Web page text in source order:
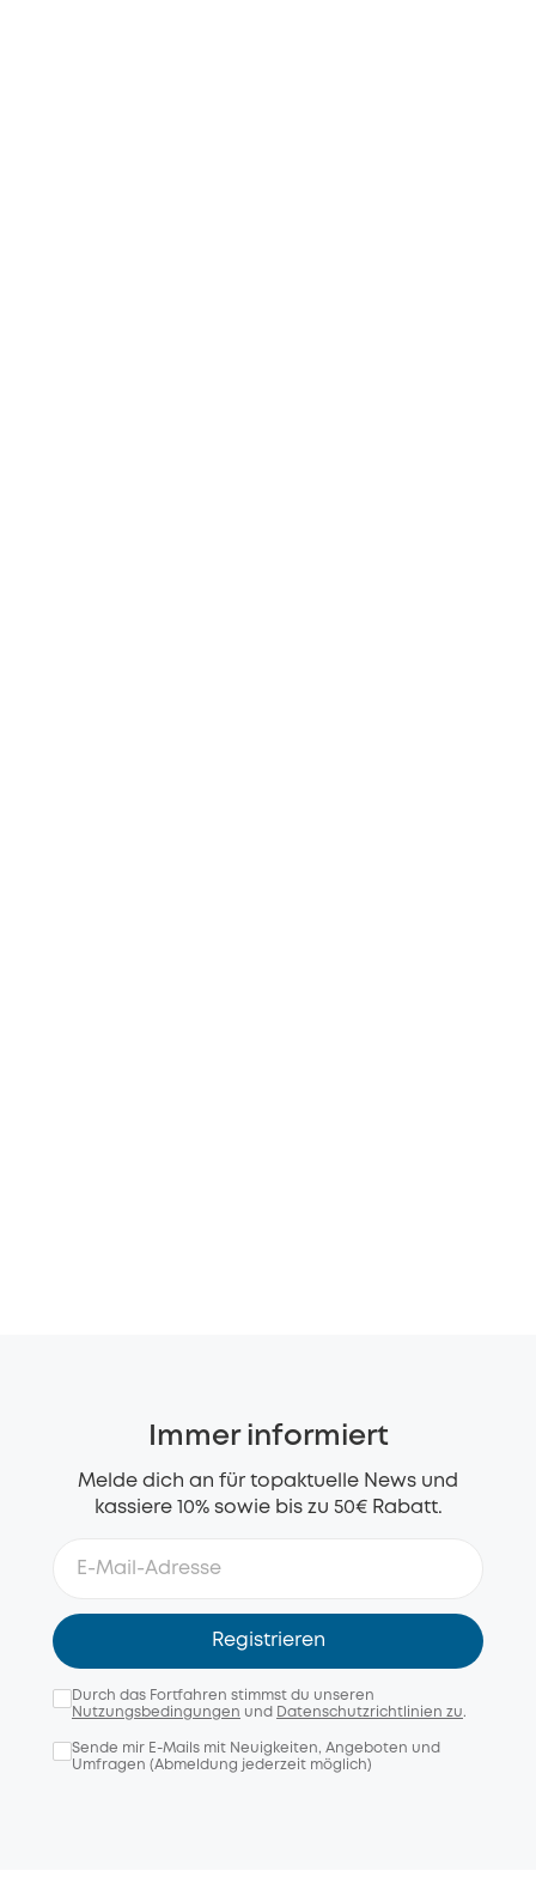
Immer informiert
Melde dich an für topaktuelle News und
kassiere 10% sowie bis zu 50€ Rabatt.
Registrieren
Durch das Fortfahren stimmst du unseren
Nutzungsbedingungen und Datenschutzrichtlinien zu.
Sende mir E-Mails mit Neuigkeiten, Angeboten und
Umfragen (Abmeldung jederzeit möglich)